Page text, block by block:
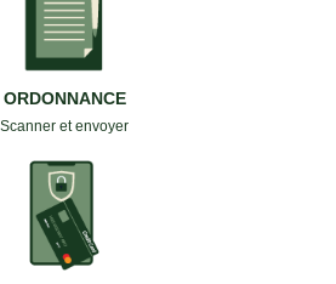
ORDONNANCE
Scanner et envoyer